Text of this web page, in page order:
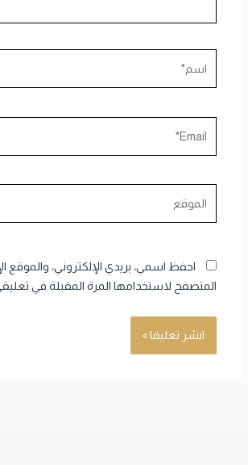
احفظ اسمي، بريدي الإلكتروني، والموقع
المتصفح لاستخدامها المرة المقبلة في